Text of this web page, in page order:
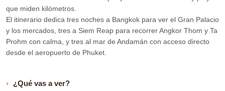
que miden kilómetros.
El itinerario dedica tres noches a Bangkok para ver el Gran Palacio
y los mercados, tres a Siem Reap para recorrer Angkor Thom y Ta
Prohm con calma, y tres al mar de Andamán con acceso directo
desde el aeropuerto de Phuket.
¿Qué vas a ver?